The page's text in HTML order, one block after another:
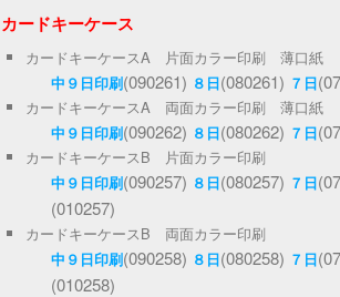
カードキーケース
カードキーケースA 片面カラー印刷 薄口紙
中９日印刷(090261) ８日(080261) ７日
カードキーケースA 両面カラー印刷 薄口紙
中９日印刷(090262) ８日(080262) ７日
カードキーケースB 片面カラー印刷
中９日印刷(090257) ８日(080257) ７日
(010257)
カードキーケースB 両面カラー印刷
中９日印刷(090258) ８日(080258) ７日
(010258)